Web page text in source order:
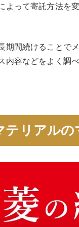
よって寄託方法を
期間続けることで
内容などをよく調
テリアル